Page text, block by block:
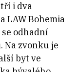
i dva
LAW Bohemia
odhadní
Na zvonku je
byt ve